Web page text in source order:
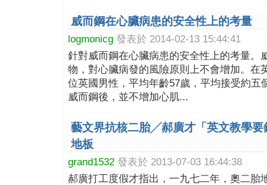
威而鋼在心臟病患的安全性上的考量
logmonicg 發表於 2014-02-13 15:44:41
針對威而鋼在心臟病患的安全性上的考量。
物，對心臟病發的風險原則上不會增加。在
位英國男性，平均年齡57歲，平均接受約五
威而鋼後，並不增加心肌...
藝文界抗核二胎╱郝廣才「英文教學要
地板
grand1532 發表於 2013-07-03 16:44:38
郝廣打工度假才指出，一九七二年，奧二胎